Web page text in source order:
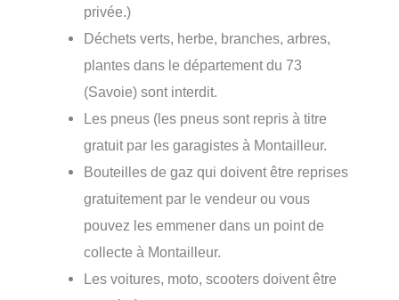
privée.)
Déchets verts, herbe, branches, arbres,
plantes dans le département du 73
(Savoie) sont interdit.
Les pneus (les pneus sont repris à titre
gratuit par les garagistes à Montailleur.
Bouteilles de gaz qui doivent être reprises
gratuitement par le vendeur ou vous
pouvez les emmener dans un point de
collecte à Montailleur.
Les voitures, moto, scooters doivent être